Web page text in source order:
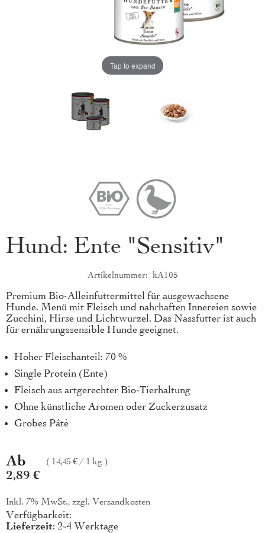
Tap to expand
Hund: Ente "Sensitiv"
Artikelnummer kA105
Produktkurzbeschreibung
Premium Bio-Alleinfuttermittel für ausgewachsene
Hunde. Menü mit Fleisch und nahrhaften Innereien sowie
Zucchini, Hirse und Lichtwurzel. Das Nassfutter ist auch
für ernährungssensible Hunde geeignet.
Hoher Fleischanteil: 70 %
Single Protein (Ente)
Fleisch aus artgerechter Bio-Tierhaltung
Ohne künstliche Aromen oder Zuckerzusatz
Grobes Pâté
Ab
2,89 €
14,45 € / 1 kg
Inkl. 7% MwSt., zzgl. Versandkosten
Verfügbarkeit:
Lieferzeit: 2-4 Werktage